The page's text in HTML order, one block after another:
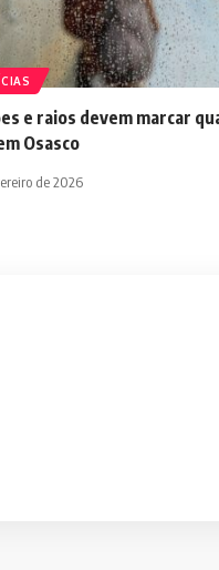
e raios devem marcar
Osasco
de 2026